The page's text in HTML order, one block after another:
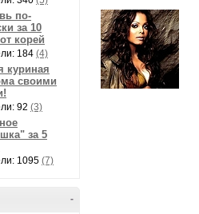
по-
за 10
корей
184 (4)
куриная
своими
92 (3)
за 5
1095 (7)
-